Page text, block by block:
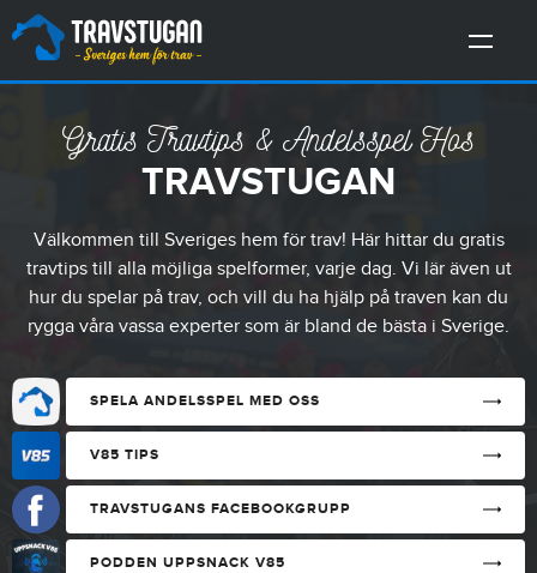
Gratis Travtips & Andelsspel Hos
TRAVSTUGAN
Välkommen till Sveriges hem för trav! Här hittar du gratis
travtips till alla möjliga spelformer, varje dag. Vi lär även ut
hur du spelar på trav, och vill du ha hjälp på traven kan du
rygga våra vassa experter som är bland de bästa i Sverige.
SPELA ANDELSSPEL MED OSS
V85 TIPS
TRAVSTUGANS FACEBOOKGRUPP
PODDEN UPPSNACK V85